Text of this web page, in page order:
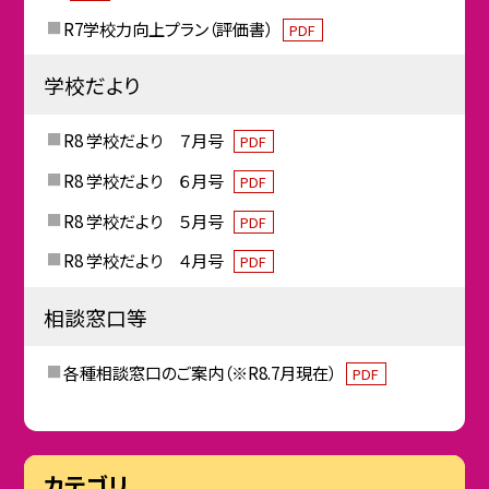
R7学校力向上プラン（評価書） PDF
学校だより
R8 学校だより ７月号 PDF
R8 学校だより ６月号 PDF
R8 学校だより ５月号 PDF
R8 学校だより ４月号 PDF
相談窓口等
各種相談窓口のご案内（※R8.7月現在） PDF